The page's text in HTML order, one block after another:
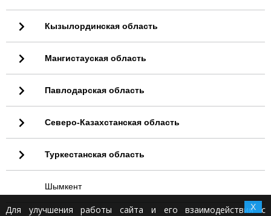
Кызылординская область
Мангистауская область
Павлодарская область
Северо-Казахстанская область
Туркестанская область
Шымкент
Для улучшения работы сайта и его взаимодействия с
X